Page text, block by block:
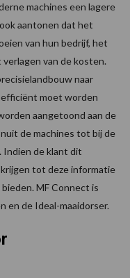
machines een lagere
aantonen dat het
van hun bedrijf, het
van de kosten.
naar
efficiënt moet worden
aangetoond aan de
de machines tot bij de
Indien de klant dit
tot deze informatie
MF Connect is
en de Ideal-maaidorser.